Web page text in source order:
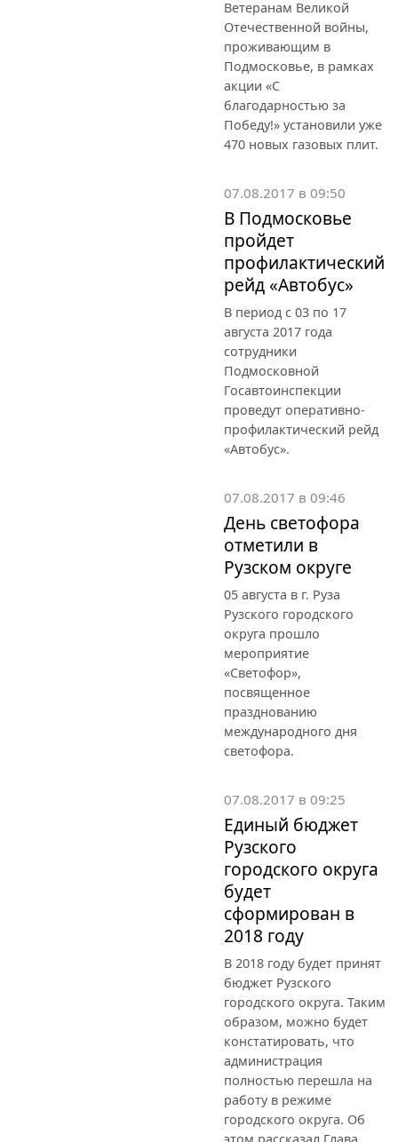
Ветеранам Великой
Отечественной войны,
проживающим в
Подмосковье, в рамках
акции «С
благодарностью за
Победу!» установили уже
470 новых газовых плит.
07.08.2017 в 09:50
В Подмосковье
пройдет
профилактический
рейд «Автобус»
В период с 03 по 17
августа 2017 года
сотрудники
Подмосковной
Госавтоинспекции
проведут оперативно-
профилактический рейд
«Автобус».
07.08.2017 в 09:46
День светофора
отметили в
Рузском округе
05 августа в г. Руза
Рузского городского
округа прошло
мероприятие
«Светофор»,
посвященное
празднованию
международного дня
светофора.
07.08.2017 в 09:25
Единый бюджет
Рузского
городского округа
будет
сформирован в
2018 году
В 2018 году будет принят
бюджет Рузского
городского округа. Таким
образом, можно будет
констатировать, что
администрация
полностью перешла на
работу в режиме
городского округа. Об